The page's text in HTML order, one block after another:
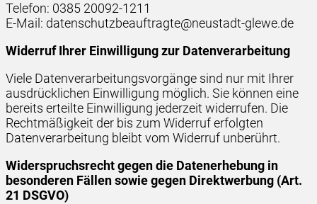
Telefon: 0385 20092-1211
E-Mail: datenschutzbeauftragte@neustadt-glewe.de
Widerruf Ihrer Einwilligung zur Datenverarbeitung
Viele Datenverarbeitungsvorgänge sind nur mit Ihrer
ausdrücklichen Einwilligung möglich. Sie können eine
bereits erteilte Einwilligung jederzeit widerrufen. Die
Rechtmäßigkeit der bis zum Widerruf erfolgten
Datenverarbeitung bleibt vom Widerruf unberührt.
Widerspruchsrecht gegen die Datenerhebung in
besonderen Fällen sowie gegen Direktwerbung (Art.
21 DSGVO)